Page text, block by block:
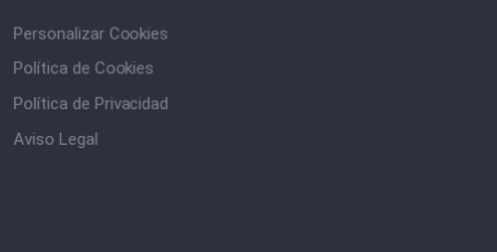
Personalizar Cookies
Política de Cookies
Política de Privacidad
Aviso Legal